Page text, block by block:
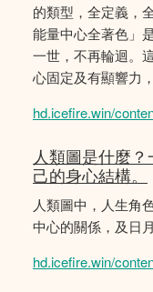
的類型，全定義，
能量中心全著色」
一世，不再輪迴。
心固定及有顯響力
hd.icefire.win/
人類圖是什麼
己的身心結構。
人類圖中，人生角
中心的關係，及日
hd.icefire.win/